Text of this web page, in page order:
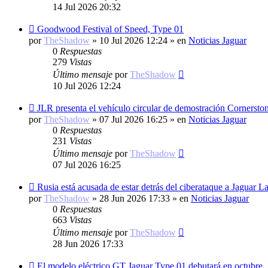
14 Jul 2026 20:32
Nuevo
mensaje
Goodwood Festival of Speed, Type 01
porTheShadow » 10 Jul 2026 12:24 » en Noticias Jaguar
0 Respuestas
279 Vistas
Último mensaje porTheShadow
10 Jul 2026 12:24
Nuevo
mensaje
JLR presenta el vehículo circular de demostración
porTheShadow » 07 Jul 2026 16:25 » en Noticias Jaguar
0 Respuestas
231 Vistas
Último mensaje porTheShadow
07 Jul 2026 16:25
Nuevo
mensaje
Rusia está acusada de estar detrás del ciberataque a Jaguar
porTheShadow » 28 Jun 2026 17:33 » en Noticias Jaguar
0 Respuestas
663 Vistas
Último mensaje porTheShadow
28 Jun 2026 17:33
Nuevo
El modelo eléctrico GT Jaguar Type 01 debutará en octubre.